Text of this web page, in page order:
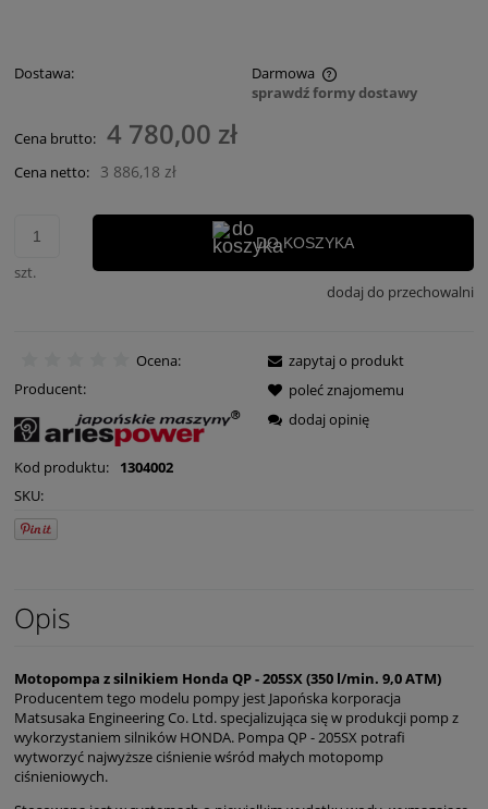
Dostawa:
Darmowa
Cena nie zawiera ewentualnych kosztów płatności
sprawdź formy dostawy
Cena brutto: 4 780,00 zł
Cena netto: 3 886,18 zł
szt.
DO KOSZYKA
dodaj do przechowalni
Ocena:
Producent:
Kod produktu:
1304002
SKU:
zapytaj o produkt
poleć znajomemu
dodaj opinię
Opis
Motopompa z silnikiem Honda QP - 205SX (350 l/min. 9,0 ATM)
Producentem tego modelu pompy jest Japońska korporacja
Matsusaka Engineering Co. Ltd. specjalizująca się w produkcji pomp z
wykorzystaniem silników HONDA. Pompa QP - 205SX potrafi
wytworzyć najwyższe ciśnienie wśród małych motopomp
ciśnieniowych.